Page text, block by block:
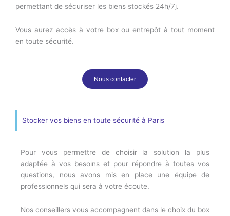
permettant de sécuriser les biens stockés 24h/7j.
Vous aurez accès à votre box ou entrepôt à tout moment
en toute sécurité.
Nous contacter
Stocker vos biens en toute sécurité à Paris
Pour vous permettre de choisir la solution la plus
adaptée à vos besoins et pour répondre à toutes vos
questions, nous avons mis en place une équipe de
professionnels qui sera à votre écoute.
Nos conseillers vous accompagnent dans le choix du box